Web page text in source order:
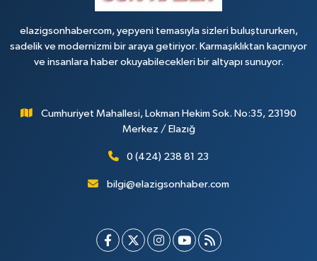
elazigsonhabercom, yepyeni temasıyla sizleri buluştururken,
sadelik ve modernizmi bir araya getiriyor. Karmaşıklıktan kaçınıyor
ve insanlara haber okuyabilecekleri bir altyapı sunuyor.
Cumhuriyet Mahallesi, Lokman Hekim Sok. No:35, 23190
Merkez / Elazığ
0 (424) 238 81 23
bilgi@elazigsonhaber.com